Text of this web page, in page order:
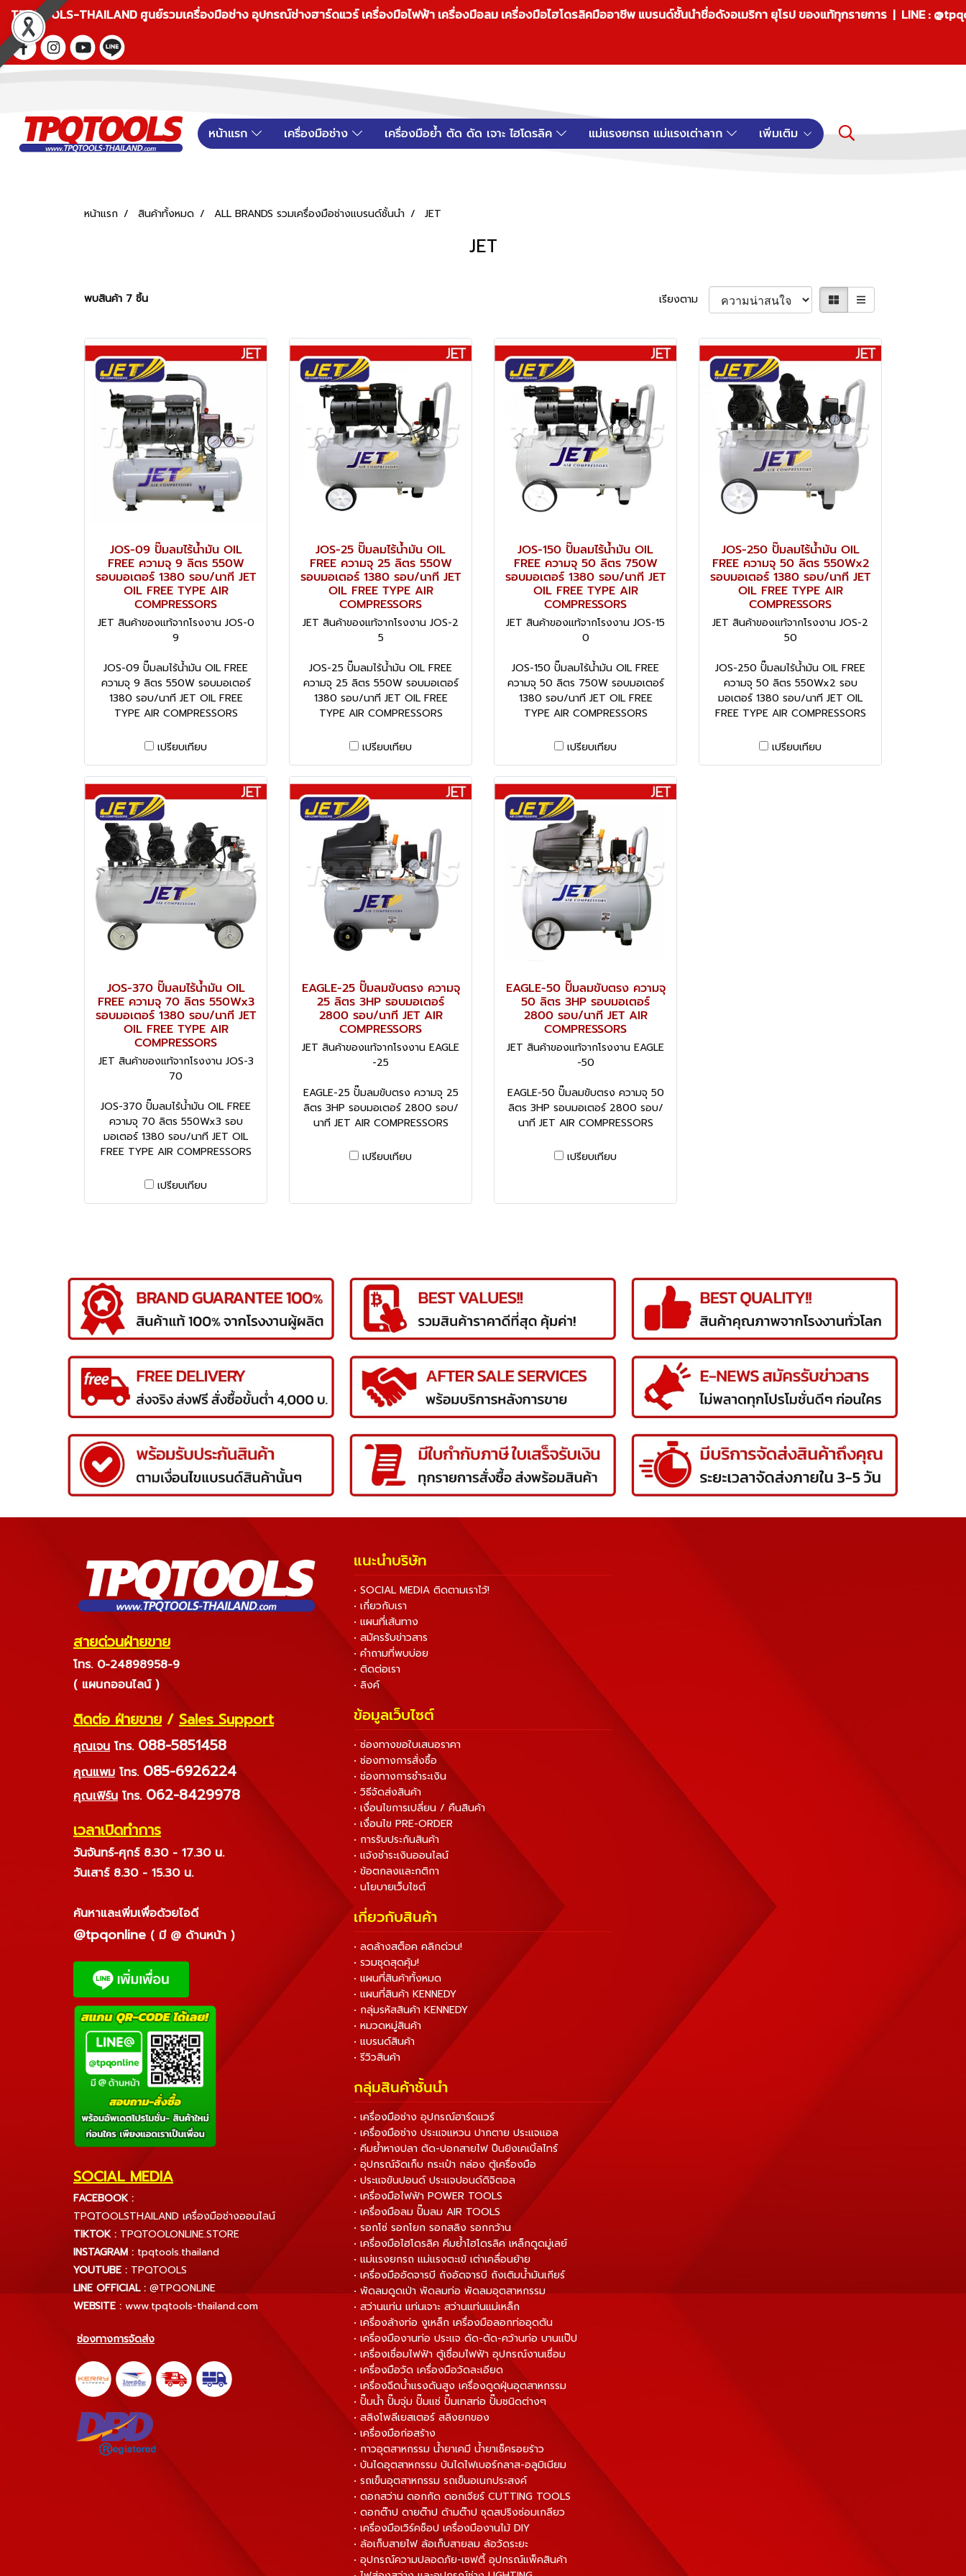
TPQTOOLS-THAILAND ศูนย์รวมเครื่องมือช่าง อุปกรณ์ช่างฮาร์ดแวร์ เครื่องมือไฟฟ้า เครื่องมือลม เครื่องมือไฮโดรลิคมืออาชีพ แบรนด์ชั้นนำชื่อดังอเมริกา ยุโรป ของแท้ทุกรายการ | LINE :
หน้าแรก เครื่องมือช่าง เครื่องมือย้ำ ตัด ดัด เจาะ ไฮโดรลิค แม่แรงยกรถ แม่แรงเต่าลาก เพิ่มเติม
หน้าแรก สินค้าทั้งหมด ALL BRANDS รวมเครื่องมือช่างแบรนด์ชั้นนำ JET
JET
พบสินค้า 7 ชิ้น เรียงตาม
JOS-09 ปั๊มลมไร้น้ำมัน OIL
FREE ความจุ 9 ลิตร 550W
รอบมอเตอร์ 1380 รอบ/นาที JET
OIL FREE TYPE AIR
COMPRESSORS
JET สินค้าของแท้จากโรงงาน JOS-0
9
JOS-09 ปั๊มลมไร้น้ำมัน OIL FREE
ความจุ 9 ลิตร 550W รอบมอเตอร์
1380 รอบ/นาที JET OIL FREE
TYPE AIR COMPRESSORS
เปรียบเทียบ
JOS-25 ปั๊มลมไร้น้ำมัน OIL
FREE ความจุ 25 ลิตร 550W
รอบมอเตอร์ 1380 รอบ/นาที JET
OIL FREE TYPE AIR
COMPRESSORS
JET สินค้าของแท้จากโรงงาน JOS-2
5
JOS-25 ปั๊มลมไร้น้ำมัน OIL FREE
ความจุ 25 ลิตร 550W รอบมอเตอร์
1380 รอบ/นาที JET OIL FREE
TYPE AIR COMPRESSORS
เปรียบเทียบ
JOS-150 ปั๊มลมไร้น้ำมัน OIL
FREE ความจุ 50 ลิตร 750W
รอบมอเตอร์ 1380 รอบ/นาที JET
OIL FREE TYPE AIR
COMPRESSORS
JET สินค้าของแท้จากโรงงาน JOS-15
0
JOS-150 ปั๊มลมไร้น้ำมัน OIL FREE
ความจุ 50 ลิตร 750W รอบมอเตอร์
1380 รอบ/นาที JET OIL FREE
TYPE AIR COMPRESSORS
เปรียบเทียบ
JOS-250 ปั๊มลมไร้น้ำมัน OIL
FREE ความจุ 50 ลิตร 550Wx2
รอบมอเตอร์ 1380 รอบ/นาที JET
OIL FREE TYPE AIR
COMPRESSORS
JET สินค้าของแท้จากโรงงาน JOS-2
50
JOS-250 ปั๊มลมไร้น้ำมัน OIL FREE
ความจุ 50 ลิตร 550Wx2 รอบ
มอเตอร์ 1380 รอบ/นาที JET OIL
FREE TYPE AIR COMPRESSORS
เปรียบเทียบ
JOS-370 ปั๊มลมไร้น้ำมัน OIL
FREE ความจุ 70 ลิตร 550Wx3
รอบมอเตอร์ 1380 รอบ/นาที JET
OIL FREE TYPE AIR
COMPRESSORS
JET สินค้าของแท้จากโรงงาน JOS-3
70
JOS-370 ปั๊มลมไร้น้ำมัน OIL FREE
ความจุ 70 ลิตร 550Wx3 รอบ
มอเตอร์ 1380 รอบ/นาที JET OIL
FREE TYPE AIR COMPRESSORS
เปรียบเทียบ
EAGLE-25 ปั๊มลมขับตรง ความจุ
25 ลิตร 3HP รอบมอเตอร์
2800 รอบ/นาที JET AIR
COMPRESSORS
JET สินค้าของแท้จากโรงงาน EAGLE
-25
EAGLE-25 ปั๊มลมขับตรง ความจุ 25
ลิตร 3HP รอบมอเตอร์ 2800 รอบ/
นาที JET AIR COMPRESSORS
เปรียบเทียบ
EAGLE-50 ปั๊มลมขับตรง ความจุ
50 ลิตร 3HP รอบมอเตอร์
2800 รอบ/นาที JET AIR
COMPRESSORS
JET สินค้าของแท้จากโรงงาน EAGLE
-50
EAGLE-50 ปั๊มลมขับตรง ความจุ 50
ลิตร 3HP รอบมอเตอร์ 2800 รอบ/
นาที JET AIR COMPRESSORS
เปรียบเทียบ
สายด่วนฝ่ายขาย
โทร. 0-24898958-9
( แผนกออนไลน์ )
ติดต่อ ฝ่ายขาย / Sales Support
คุณเจน โทร. 088-5851458
คุณแพม โทร. 085-6926224
คุณเฟิร์น โทร. 062-8429978
เวลาเปิดทำการ
วันจันทร์-ศุกร์ 8.30 - 17.30 น.
วันเสาร์ 8.30 - 15.30 น.
ค้นหาและเพิ่มเพื่อด้วยไอดี
@tpqonline ( มี @ ด้านหน้า )
SOCIAL MEDIA
FACEBOOK :
TPQTOOLSTHAILAND เครื่องมือช่างออนไลน์
TIKTOK : TPQTOOLONLINE.STORE
INSTAGRAM : tpqtools.thailand
YOUTUBE : TPQTOOLS
LINE OFFICIAL : @TPQONLINE
WEBSITE : www.tpqtools-thailand.com
ช่องทางการจัดส่ง
แนะนำบริษัท
• SOCIAL MEDIA ติดตามเราไว้!
• เกี่ยวกับเรา
• แผนที่เส้นทาง
• สมัครรับข่าวสาร
• คำถามที่พบบ่อย
• ติดต่อเรา
• ลิงค์
ข้อมูลเว็บไซต์
• ช่องทางขอใบเสนอราคา
• ช่องทางการสั่งซื้อ
• ช่องทางการชำระเงิน
• วิธีจัดส่งสินค้า
• เงื่อนไขการเปลี่ยน / คืนสินค้า
• เงื่อนไข PRE-ORDER
• การรับประกันสินค้า
• แจ้งชำระเงินออนไลน์
• ข้อตกลงและกติกา
• นโยบายเว็บไซต์
เกี่ยวกับสินค้า
• ลดล้างสต็อค คลิกด่วน!
• รวมชุดสุดคุ้ม!
• แผนที่สินค้าทั้งหมด
• แผนที่สินค้า KENNEDY
• กลุ่มรหัสสินค้า KENNEDY
• หมวดหมู่สินค้า
• แบรนด์สินค้า
• รีวิวสินค้า
กลุ่มสินค้าชั้นนำ
• เครื่องมือช่าง อุปกรณ์ฮาร์ดแวร์
• เครื่องมือช่าง ประแจแหวน ปากตาย ประแจแอล
• คีมย้ำหางปลา ตัด-ปอกสายไฟ ปืนยิงเคเบิ้ลไทร์
• อุปกรณ์จัดเก็บ กระเป๋า กล่อง ตู้เครื่องมือ
• ประแจขันปอนด์ ประแจปอนด์ดิจิตอล
• เครื่องมือไฟฟ้า POWER TOOLS
• เครื่องมือลม ปั๊มลม AIR TOOLS
• รอกโซ่ รอกโยก รอกสลิง รอกกว้าน
• เครื่องมือไฮโดรลิค คีมย้ำไฮโดรลิค เหล็กดูดมู่เลย์
• แม่แรงยกรถ แม่แรงตะเข้ เต่าเคลื่อนย้าย
• เครื่องมืออัดจารบี ถังอัดจารบี ถังเติมน้ำมันเกียร์
• พัดลมดูดเป่า พัดลมท่อ พัดลมอุตสาหกรรม
• สว่านแท่น แท่นเจาะ สว่านแท่นแม่เหล็ก
• เครื่องล้างท่อ งูเหล็ก เครื่องมือลอกท่ออุดตัน
• เครื่องมืองานท่อ ประแจ ดัด-ตัด-คว้านท่อ บานแป๊ป
• เครื่องเชื่อมไฟฟ้า ตู้เชื่อมไฟฟ้า อุปกรณ์งานเชื่อม
• เครื่องมือวัด เครื่องมือวัดละเอียด
• เครื่องฉีดน้ำแรงดันสูง เครื่องดูดฝุ่นอุตสาหกรรม
• ปั๊มน้ำ ปั๊มจุ่ม ปั๊มแช่ ปั๊มเทสท่อ ปั๊มชนิดต่างๆ
• สลิงโพลีเยสเตอร์ สลิงยกของ
• เครื่องมือก่อสร้าง
• กาวอุตสาหกรรม น้ำยาเคมี น้ำยาเช็ครอยร้าว
• บันไดอุตสาหกรรม บันไดไฟเบอร์กลาส-อลูมิเนียม
• รถเข็นอุตสาหกรรม รถเข็นอเนกประสงค์
• ดอกสว่าน ดอกกัด ดอกเจียร์ CUTTING TOOLS
• ดอกต๊าป ดายต๊าป ด้ามต๊าป ชุดสปริงซ่อมเกลียว
• เครื่องมือเวิร์คช็อป เครื่องมืองานไม้ DIY
• ล้อเก็บสายไฟ ล้อเก็บสายลม ล้อวัดระยะ
• อุปกรณ์ความปลอดภัย-เซฟตี้ อุปกรณ์แพ็คสินค้า